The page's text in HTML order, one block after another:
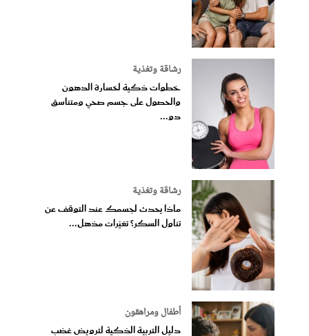
رشاقة وتغذية
خطوات ذكية لخسارة الدهون
والحصول على جسم صحي ومتناسق
دو...
رشاقة وتغذية
ماذا يحدث لجسمك عند التوقف عن
تناول السكر؟ تغيّرات مذهل...
أطفال ومراهقون
دليل التربية الذكية لترويض غضب